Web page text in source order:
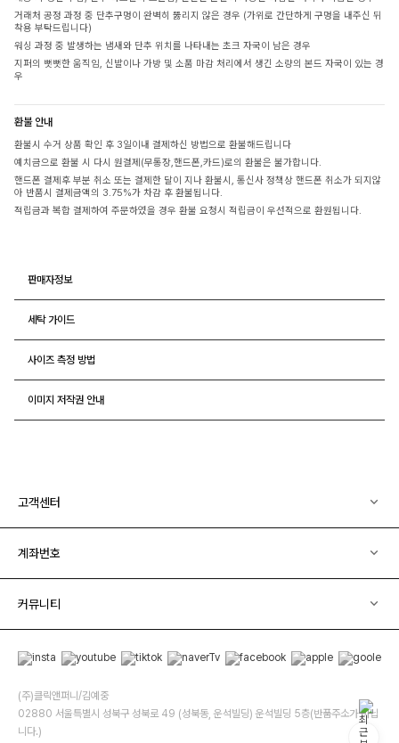
거래처 공정 과정 중 단추구멍이 완벽히 뚫리지 않은 경우 (가위로 간단하게 구멍을 내주신 뒤
착용 부탁드립니다)
워싱 과정 중 발생하는 냄새와 단추 위치를 나타내는 초크 자국이 남은 경우
지퍼의 뻣뻣한 움직임, 신발이나 가방 및 소품 마감 처리에서 생긴 소량의 본드 자국이 있는 경
우
환불 안내
환불시 수거 상품 확인 후 3일이내 결제하신 방법으로 환불해드립니다
예치금으로 환불 시 다시 원결제(무통장,핸드폰,카드)로의 환불은 불가합니다.
핸드폰 결제후 부분 취소 또는 결제한 달이 지나 환불시, 통신사 정책상 핸드폰 취소가 되지않
아 반품시 결제금액의 3.75%가 차감 후 환불됩니다.
적립금과 복합 결제하여 주문하였을 경우 환불 요청시 적립금이 우선적으로 환원됩니다.
판매자정보
세탁 가이드
사이즈 측정 방법
이미지 저작권 안내
고객센터
계좌번호
커뮤니티
(주)클릭앤퍼니/김예중
02880 서울특별시 성북구 성북로 49 (성북동, 운석빌딩) 운석빌딩 5층(반품주소가 아닙
니다.)